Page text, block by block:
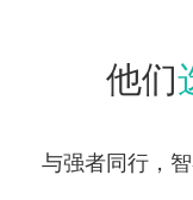
他们
与强者同行，